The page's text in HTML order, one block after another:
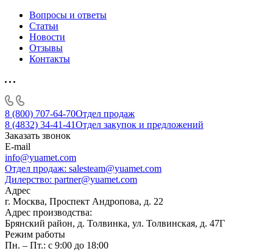
Вопросы и ответы
Статьи
Новости
Отзывы
Контакты
8 (800) 707-64-70Отдел продаж
8 (4832) 34-41-41Отдел закупок и предложений
Заказать звонок
E-mail
info@yuamet.com
Отдел продаж: salesteam@yuamet.com
Дилерство: partner@yuamet.com
Адрес
г. Москва, Проспект Андропова, д. 22
Адрес производства:
Брянский район, д. Толвинка, ул. Толвинская, д. 47Г
Режим работы
Пн. – Пт.: с 9:00 до 18:00